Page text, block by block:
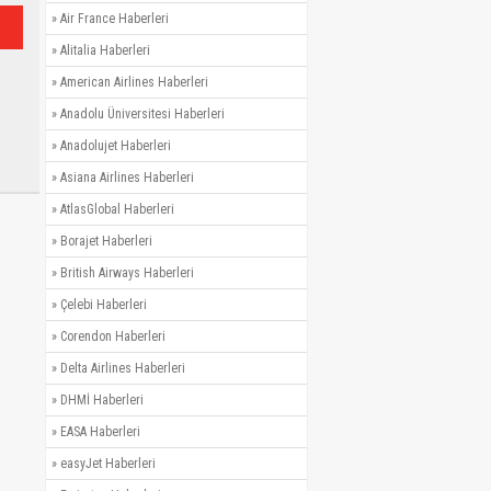
» Air France Haberleri
» Alitalia Haberleri
» American Airlines Haberleri
» Anadolu Üniversitesi Haberleri
» Anadolujet Haberleri
» Asiana Airlines Haberleri
» AtlasGlobal Haberleri
» Borajet Haberleri
» British Airways Haberleri
» Çelebi Haberleri
» Corendon Haberleri
» Delta Airlines Haberleri
» DHMİ Haberleri
» EASA Haberleri
» easyJet Haberleri